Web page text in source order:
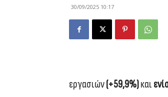
30/09/2025 10:17
εργασιών(+59,9%)και